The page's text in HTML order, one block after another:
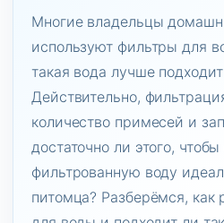
Многие владельцы
используют фильтры для
такая вода лучше
Действительно,
количество примесей и
достаточно ли этого, чтобы
фильтрованную воду
питомца? Разберёмся, как